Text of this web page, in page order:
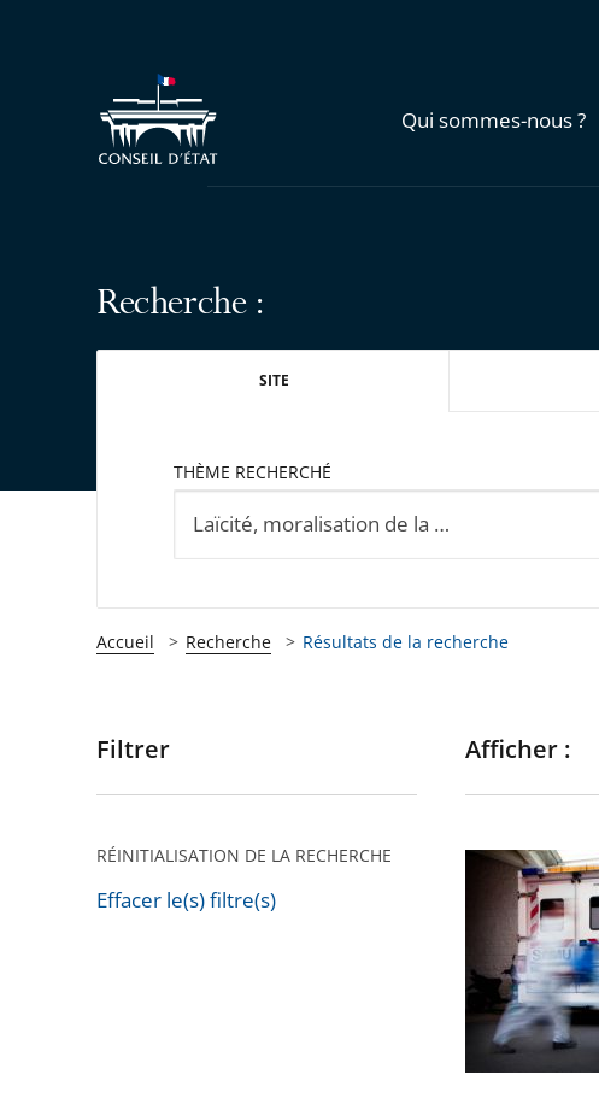
Qui sommes-nous ?
Recherche :
SITE
THÈME RECHERCHÉ
Accueil Recherche Résultats de la recherche
Passer
pour
après
Filtrer
RÉINITIALISATION DE LA RECHERCHE
Effacer le(s) filtre(s)
Afficher :
Les
états
d’urgence
la
démocratie
sous